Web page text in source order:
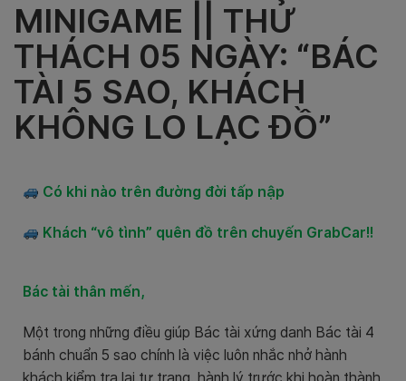
MINIGAME || THỬ
THÁCH 05 NGÀY: “BÁC
TÀI 5 SAO, KHÁCH
KHÔNG LO LẠC ĐỒ”
Có khi nào trên đường đời tấp nập
Khách “vô tình” quên đồ trên chuyến GrabCar!!
Bác tài thân mến,
Một trong những điều giúp Bác tài xứng danh Bác tài 4
bánh chuẩn 5 sao chính là việc luôn nhắc nhở hành